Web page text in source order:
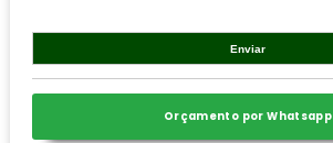
Orçamento por Whatsapp